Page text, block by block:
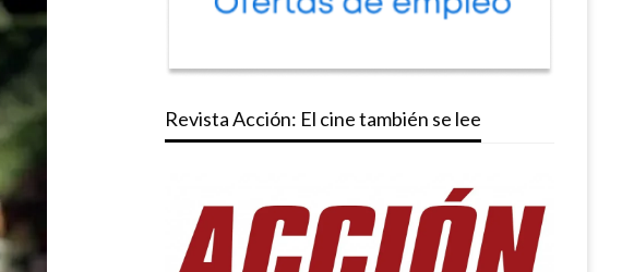
Revista Acción: El cine también se lee